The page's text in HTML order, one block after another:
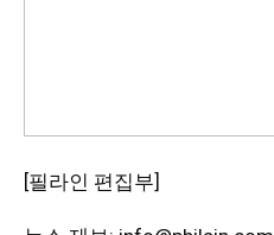
[필라인 편집부]